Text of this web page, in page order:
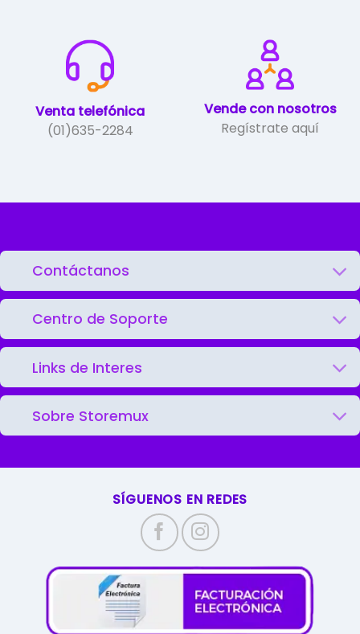
Venta telefónica
(01)635-2284
Vende con nosotros
Regístrate aquí
Contáctanos
Centro de Soporte
Links de Interes
Sobre Storemux
SÍGUENOS EN REDES